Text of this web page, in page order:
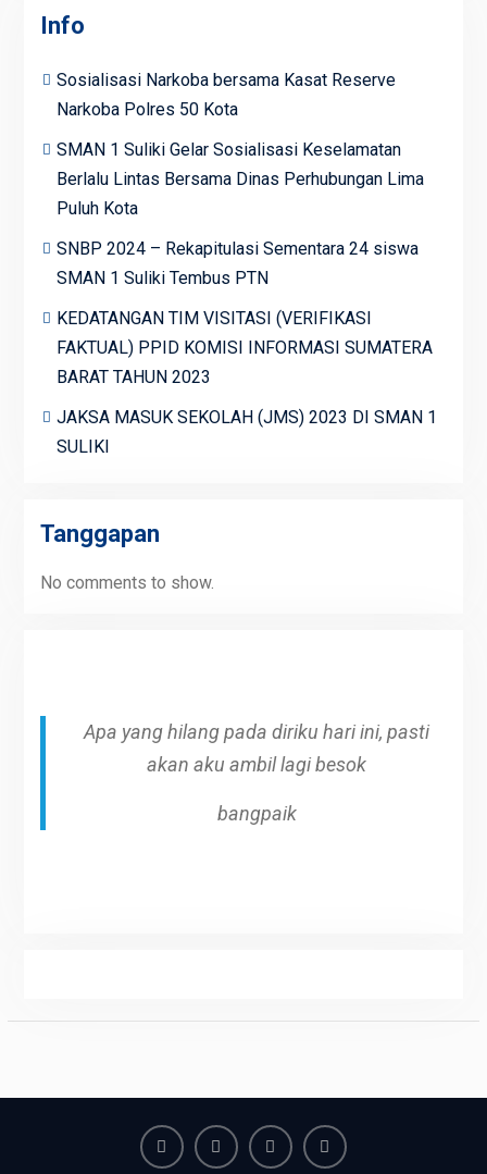
Info
Sosialisasi Narkoba bersama Kasat Reserve
Narkoba Polres 50 Kota
SMAN 1 Suliki Gelar Sosialisasi Keselamatan
Berlalu Lintas Bersama Dinas Perhubungan Lima
Puluh Kota
SNBP 2024 – Rekapitulasi Sementara 24 siswa
SMAN 1 Suliki Tembus PTN
KEDATANGAN TIM VISITASI (VERIFIKASI
FAKTUAL) PPID KOMISI INFORMASI SUMATERA
BARAT TAHUN 2023
JAKSA MASUK SEKOLAH (JMS) 2023 DI SMAN 1
SULIKI
Tanggapan
No comments to show.
Apa yang hilang pada diriku hari ini, pasti
akan aku ambil lagi besok
bangpaik